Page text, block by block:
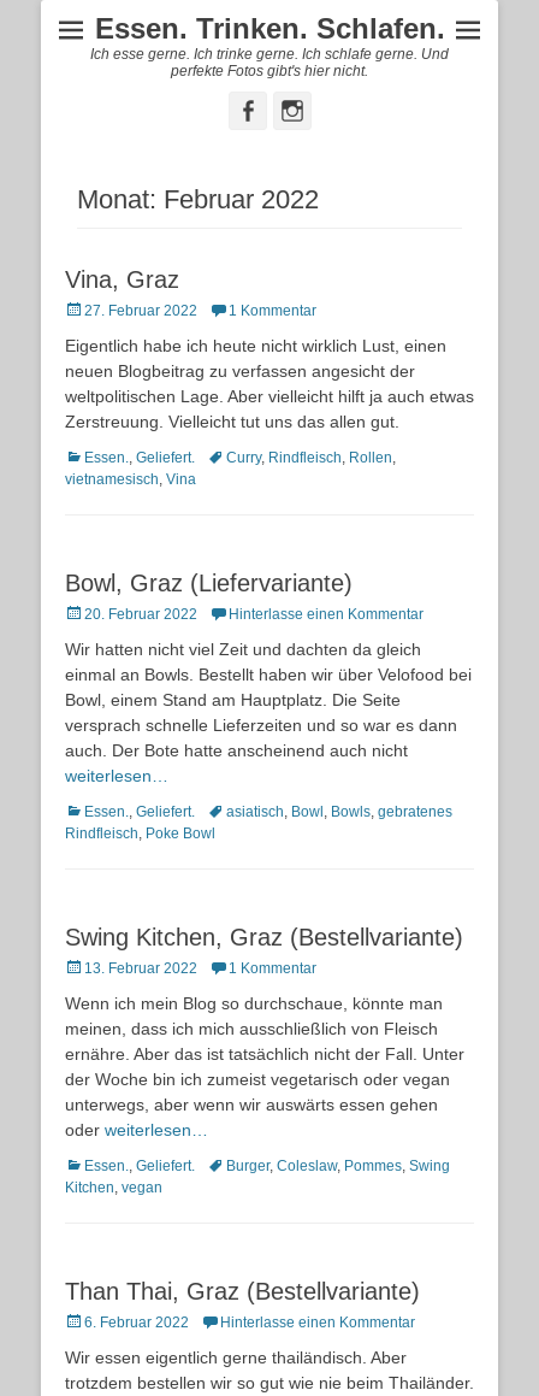
Essen. Trinken. Schlafen.
Ich esse gerne. Ich trinke gerne. Ich schlafe gerne. Und
perfekte Fotos gibt's hier nicht.
FacebookInstagram
Monat: Februar 2022
Vina, Graz
Posted27. Februar 2022 1 Kommentar
Eigentlich habe ich heute nicht wirklich Lust, einen
neuen Blogbeitrag zu verfassen angesicht der
weltpolitischen Lage. Aber vielleicht hilft ja auch etwas
Zerstreuung. Vielleicht tut uns das allen gut.
Kategorien
Essen., Geliefert. Schlagworte
Curry, Rindfleisch, Rollen,
vietnamesisch, Vina
Bowl, Graz (Liefervariante)
Posted20. Februar 2022 Hinterlasse einen Kommentar
Wir hatten nicht viel Zeit und dachten da gleich
einmal an Bowls. Bestellt haben wir über Velofood bei
Bowl, einem Stand am Hauptplatz. Die Seite
versprach schnelle Lieferzeiten und so war es dann
auch. Der Bote hatte anscheinend auch nicht
weiterlesen…
Kategorien
Essen., Geliefert. Schlagworte
asiatisch, Bowl , Bowls, gebratenes
Rindfleisch, Poke Bowl
Swing Kitchen, Graz (Bestellvariante)
Posted13. Februar 2022 1 Kommentar
Wenn ich mein Blog so durchschaue, könnte man
meinen, dass ich mich ausschließlich von Fleisch
ernähre. Aber das ist tatsächlich nicht der Fall. Unter
der Woche bin ich zumeist vegetarisch oder vegan
unterwegs, aber wenn wir auswärts essen gehen
oder weiterlesen…
Kategorien
Essen., Geliefert. Schlagworte
Burger, Coleslaw, Pommes, Swing
Kitchen, vegan
Than Thai, Graz (Bestellvariante)
Posted
6. Februar 2022 Hinterlasse einen Kommentar
Wir essen eigentlich gerne thailändisch. Aber
trotzdem bestellen wir so gut wie nie beim Thailänder.